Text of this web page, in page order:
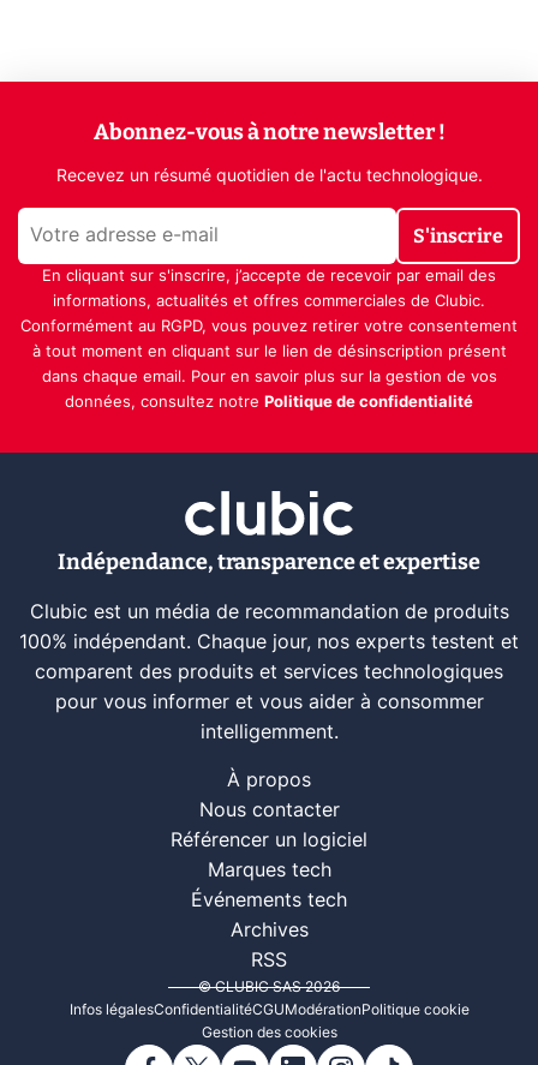
Abonnez-vous à notre newsletter !
Recevez un résumé quotidien de l'actu technologique.
S'inscrire
En cliquant sur s'inscrire, j’accepte de recevoir par email des
informations, actualités et offres commerciales de Clubic.
Conformément au RGPD, vous pouvez retirer votre consentement
à tout moment en cliquant sur le lien de désinscription présent
dans chaque email. Pour en savoir plus sur la gestion de vos
données, consultez notre Politique de confidentialité
Indépendance, transparence et expertise
Clubic est un média de recommandation de produits
100% indépendant. Chaque jour, nos experts testent et
comparent des produits et services technologiques
pour vous informer et vous aider à consommer
intelligemment.
À propos
Nous contacter
Référencer un logiciel
Marques tech
Événements tech
Archives
RSS
© CLUBIC SAS 2026
Infos légalesConfidentialitéCGUModérationPolitique cookie
Gestion des cookies